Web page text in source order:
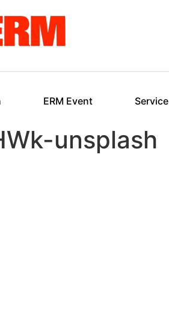
ERM Event Service
unsplash